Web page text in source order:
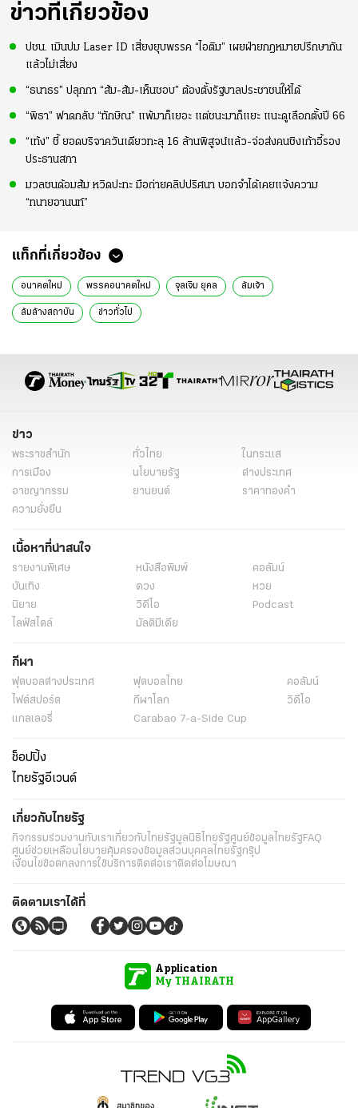
ข่าวที่เกี่ยวข้อง
ปชน. เมินปม Laser ID เสี่ยงยุบพรรค “ไอติม” เผยฝ่ายกฎหมายปรึกษากัน
แล้วไม่เสี่ยง
“ธนาธร” ปลุกกา “ส้ม-ส้ม-เห็นชอบ” ต้องตั้งรัฐบาลประชาชนให้ได้
“พิธา” ฟาดกลับ “ทักษิณ” แพ้มาก็เยอะ แต่ชนะมาก็แยะ แนะดูเลือกตั้งปี 66
“เท้ง” ชี้ ยอดบริจาควันเดียวทะลุ 16 ล้านพิสูจน์แล้ว-จ่อส่งคนชิงเก้าอี้รอง
ประธานสภา
มวลชนด้อมส้ม หวิดปะทะ มือถ่ายคลิปปริศนา บอกจำได้เคยแจ้งความ
“ทนายอานนท์”
แท็กที่เกี่ยวข้อง
อนาคตใหม่ พรรคอนาคตใหม่ จุลเจิม ยุคล ล้มเจ้า
ล้มล้างสถาบัน ข่าวทั่วไป
ข่าว
พระราชสำนัก ทั่วไทย
ในกระแส
การเมือง
นโยบายรัฐ
ต่างประเทศ
อาชญากรรม
ยานยนต์
ราคาทองคำ
ความยั่งยืน
เนื้อหาที่น่าสนใจ
รายงานพิเศษ หนังสือพิมพ์
คอลัมน์
บันเทิง
ดวง
หวย
นิยาย
วิดีโอ
Podcast
ไลฟ์สไตล์
มัลติมีเดีย
กีฬา
ฟุตบอลต่่างประเทศ ฟุตบอลไทย
คอลัมน์
ไฟต์สปอร์ต
กีฬาโลก
วิดีโอ
แกลเลอรี่
Carabao 7-a-Side Cup
ช็อปปิ้ง
ไทยรัฐอีเวนต์
เกี่ยวกับไทยรัฐ
กิจกรรมร่วมงานกับเราเกี่ยวกับไทยรัฐมูลนิธิไทยรัฐศูนย์ข้อมูลไทยรัฐFAQ
ศูนย์ช่วยเหลือนโยบายคุ้มครองข้อมูลส่วนบุคคลไทยรัฐกรุ๊ป
เงื่อนไขข้อตกลงการใช้บริการติดต่อเราติดต่อโฆษณา
ติดตามเราได้ที่
Application
My THAIRATH